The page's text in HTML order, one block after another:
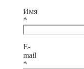
Имя
*
E-
mail
*